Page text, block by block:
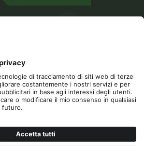
Dichiarazione di accessibilità